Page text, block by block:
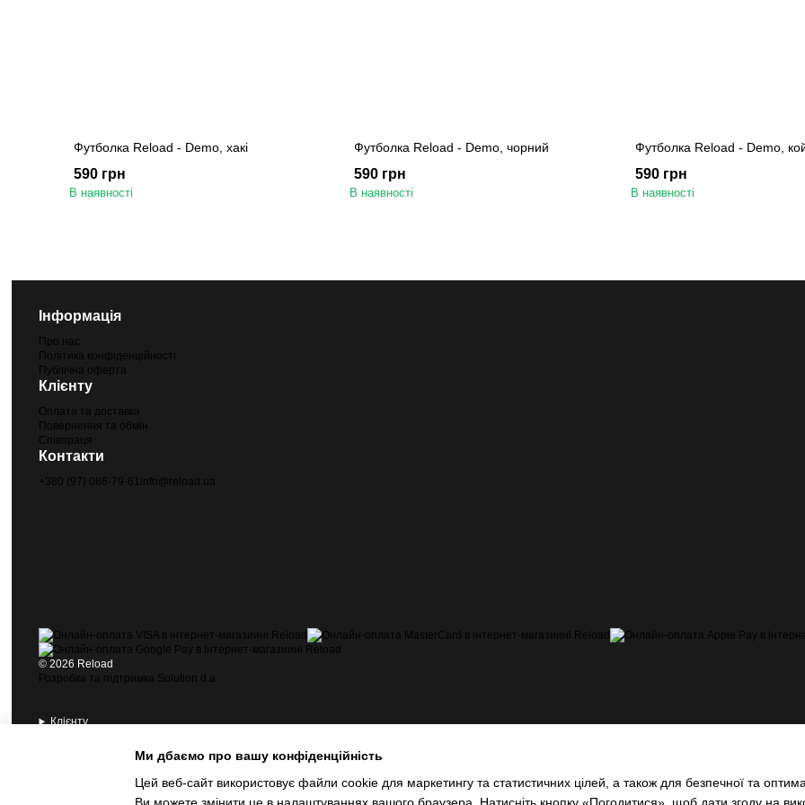
Футболка Reload - Demo, хакі
590 грн
В наявності
Футболка Reload - Demo, чорний
590 грн
В наявності
Футболка Reload - Demo,
590 грн
В наявності
Інформація
Про нас
Політика конфіденційності
Публічна оферта
Клієнту
Оплата та доставка
Повернення та обмін
Співпраця
Контакти
+380 (97) 086-79-61 info@reload.ua
© 2026 Reload
Розробка та підтримка Solution d.a.
Клієнту
Ми дбаємо про вашу конфіденційність
Цей веб-сайт використовує файли cookie для маркетингу та статистичних цілей, а також для безпечної та